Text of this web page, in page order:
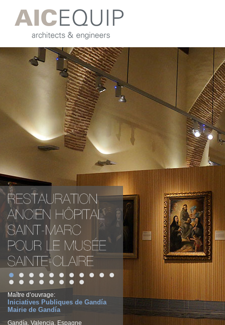
Maître d’ouvrage:
Iniciatives Publiques de Gandía
Mairie de Gandía
Gandía. Valencia. Espagne